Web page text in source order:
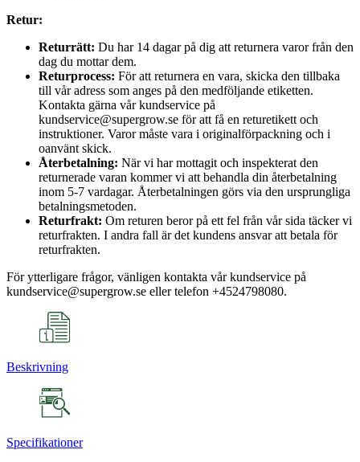
Retur:
Returrätt: Du har 14 dagar på dig att returnera varor från den
dag du mottar dem.
Returprocess: För att returnera en vara, skicka den tillbaka
till vår adress som anges på den medföljande etiketten.
Kontakta gärna vår kundservice på
kundservice@supergrow.se för att få en returetikett och
instruktioner. Varor måste vara i originalförpackning och i
oanvänt skick.
Återbetalning: När vi har mottagit och inspekterat den
returnerade varan kommer vi att behandla din återbetalning
inom 5-7 vardagar. Återbetalningen görs via den ursprungliga
betalningsmetoden.
Returfrakt: Om returen beror på ett fel från vår sida täcker vi
returfrakten. I andra fall är det kundens ansvar att betala för
returfrakten.
För ytterligare frågor, vänligen kontakta vår kundservice på
kundservice@supergrow.se eller telefon +4524798080.
Beskrivning
Specifikationer